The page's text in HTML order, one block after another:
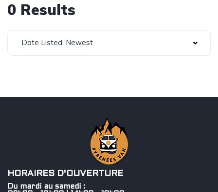
0 Results
Date Listed: Newest
HORAIRES D'OUVERTURE
Du mardi au samedi :